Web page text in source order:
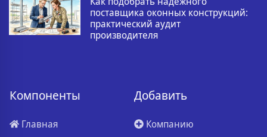
поставщика оконных конструкций:
практический аудит
производителя
Компоненты
Главная
Добавить
Компанию